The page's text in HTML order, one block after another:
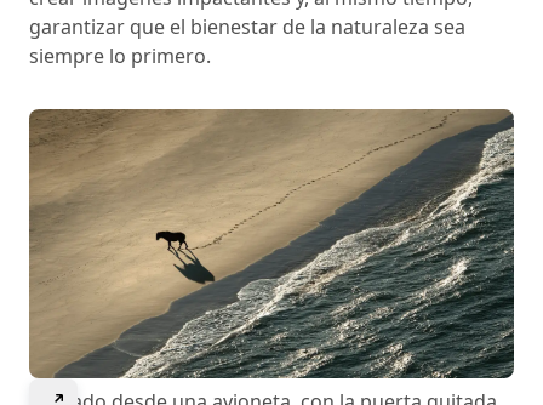
garantizar que el bienestar de la naturaleza sea
siempre lo primero.